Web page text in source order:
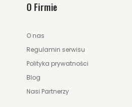
O Firmie
O nas
Regulamin serwisu
Polityka prywatności
Blog
Nasi Partnerzy